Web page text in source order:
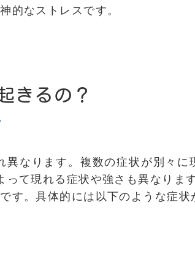
的なストレスです。
きるの？
なります。複数の症状が別々
て現れる症状や強さも異なります
。具体的には以下のような症状